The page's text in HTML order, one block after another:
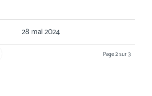
28 mai 2024
Page 2 sur 3